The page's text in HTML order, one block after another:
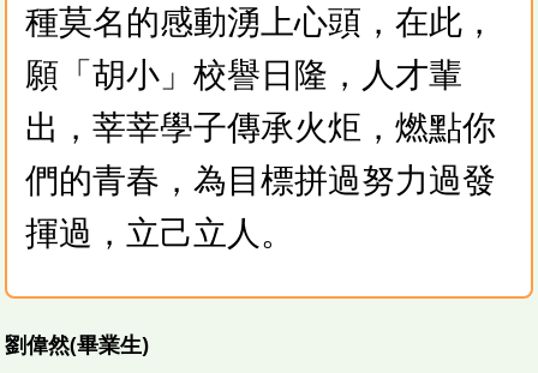
種莫名的感動湧上心頭，在此，
願「胡小」校譽日隆，人才輩
出，莘莘學子傳承火炬，燃點你
們的青春，為目標拼過努力過發
揮過，立己立人。
劉偉然(畢業生)